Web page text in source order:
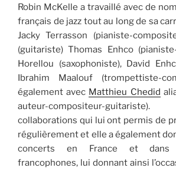
Robin McKelle a travaillé avec de
français de jazz tout au long de sa
Jacky Terrasson (pianiste-
(guitariste) Thomas Enhco
Horellou (saxophoniste), David
Ibrahim Maalouf (trompettiste-
également avec Matthieu Chedid
auteur-compositeur-
collaborations qui lui ont permis de
régulièrement et elle a également
concerts en France et dans
francophones, lui donnant ainsi